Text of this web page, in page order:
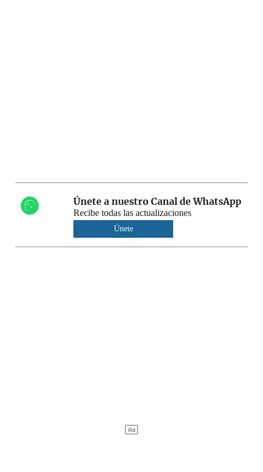
Únete a nuestro Canal de WhatsApp
Recibe todas las actualizaciones
Únete